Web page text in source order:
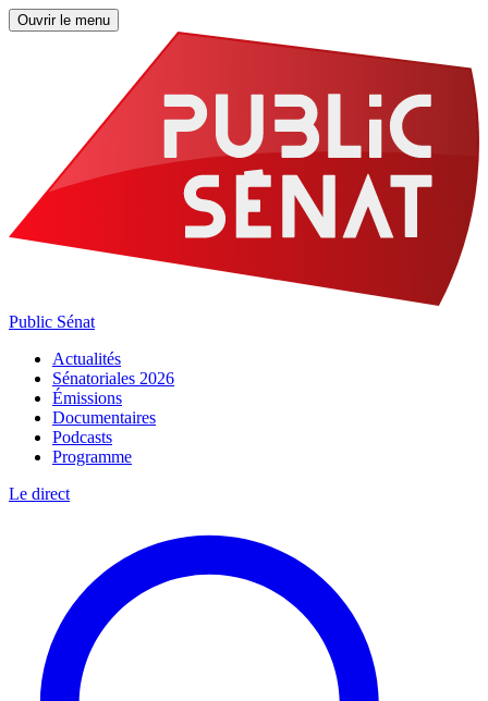
Ouvrir le menu
Public Sénat
Actualités
Sénatoriales 2026
Émissions
Documentaires
Podcasts
Programme
Le direct